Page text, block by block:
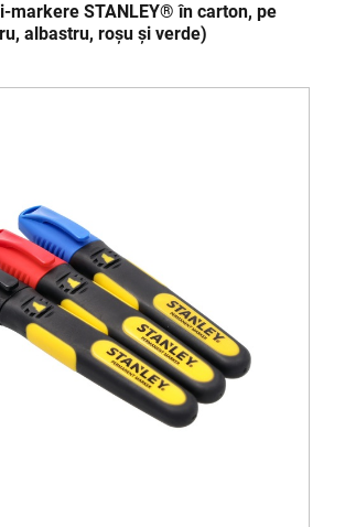
markere STANLEY® în carton, pe
albastru, roșu și verde)